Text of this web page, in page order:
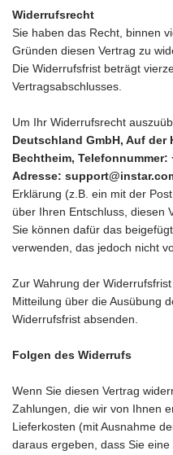
Widerrufsrecht
Sie haben das Recht, binnen
Gründen diesen Vertrag zu
Die Widerrufsfrist beträgt
Vertragsabschlusses.
Um Ihr Widerrufsrecht
Deutschland GmbH, Auf der
Bechtheim, Telefonnummer:
Adresse:
Erklärung (z.B. ein mit der
über Ihren Entschluss, diesen
Sie können dafür das
verwenden, das jedoch nicht
Zur Wahrung der
Mitteilung über die Ausübung
Widerrufsfrist absenden.
Folgen des Widerrufs
Wenn Sie diesen Vertrag
Zahlungen, die wir von Ihnen
Lieferkosten (mit Ausnahme
daraus ergeben, dass Sie